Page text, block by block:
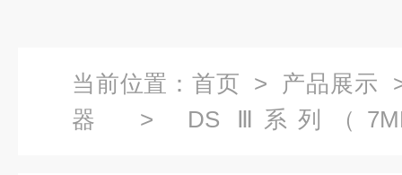
当前位置： 首页 > 产品展示
器
> DS Ⅲ系列（